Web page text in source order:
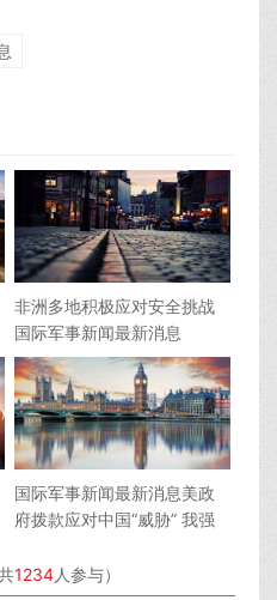
非洲多地积极应对安全挑战
国际军事新闻最新消息
国际军事新闻最新消息美政
府拨款应对中国“威胁” 我强
1234人参与）